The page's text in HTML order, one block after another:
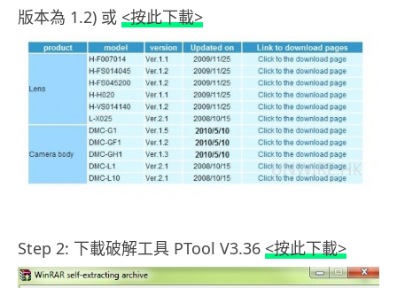
版本為 1.2) 或 <按此下載>
Step 2: 下載破解工具 PTool V3.36 <按此下載>